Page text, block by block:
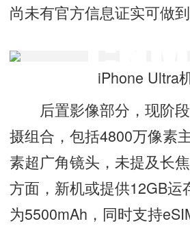
尚未有官方信息证实可做到
iPhone Ultra
后置影像部分，现阶段
摄组合，包括4800万像素
素超广角镜头，未提及长
方面，新机或提供12GB运
为5500mAh，同时支持